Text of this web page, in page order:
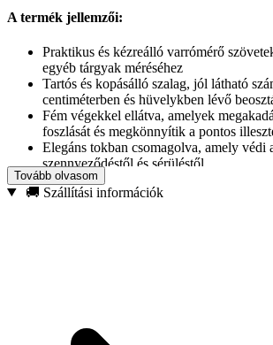
A termék jellemzői:
Praktikus és kézreálló varrómérő
egyéb tárgyak méréséhez
Tartós és kopásálló szalag, jól látható
centiméterben és hüvelykben lévő
Fém végekkel ellátva, amelyek
foszlását és megkönnyítik a pontos
Elegáns tokban csomagolva, amely védi
szennyeződéstől és sérüléstől
Tovább olvasom
🚚 Szállítási információk